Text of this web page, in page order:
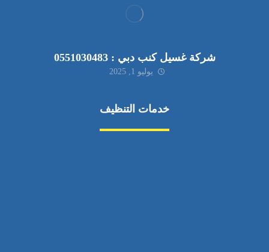
شركة غسيل كنب دبي : 0551030483
يوليو 1, 2025
خدمات التنظيف